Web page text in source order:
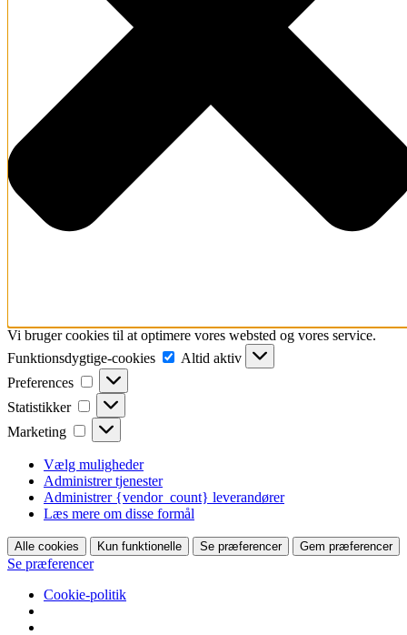
Vi bruger cookies til at optimere vores websted og vores service.
Funktionsdygtige-cookies
Funktionsdygtige-
cookies
Altid aktiv
Preferences
Preferences
Statistikker Statistikker
Marketing Marketing
Vælg muligheder
Administrer tjenester
Administrer {vendor_count} leverandører
Læs mere om disse formål
Alle cookies Kun funktionelle Se præferencer Gem præferencer
Se præferencer
Cookie-politik